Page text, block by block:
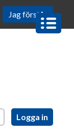
Jag förstår